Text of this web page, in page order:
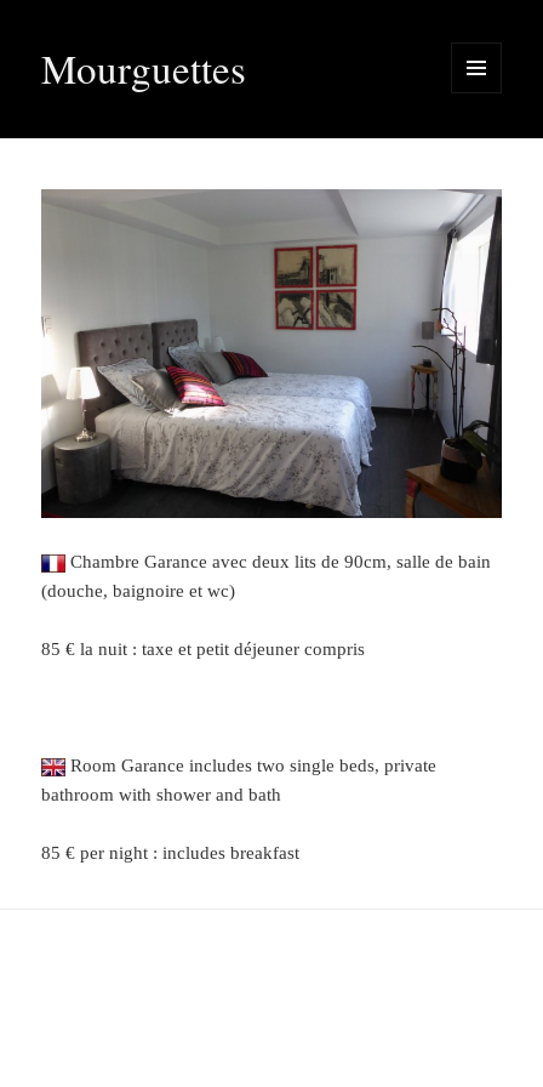
Mourguettes
WIDGETS
Chambre Garance avec deux lits de 90cm, salle de bain
(douche, baignoire et wc)
85 € la nuit : taxe et petit déjeuner compris
Room Garance includes two single beds, private
bathroom with shower and bath
85 € per night : includes breakfast